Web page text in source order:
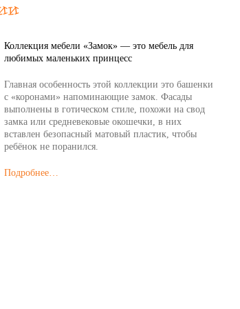
Коллекция мебели «Замок» — это мебель для
любимых маленьких принцесс
Главная особенность этой коллекции это башенки
с «коронами» напоминающие замок. Фасады
выполнены в готическом стиле, похожи на свод
замка или средневековые окошечки, в них
вставлен безопасный матовый пластик, чтобы
ребёнок не поранился.
Подробнее…